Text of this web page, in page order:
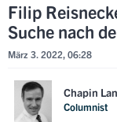
Filip
Suche nach
März 3. 2022, 06:28
Chapin
Columnist